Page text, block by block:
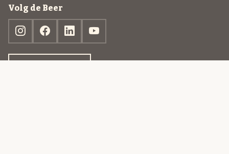
Volg de Beer